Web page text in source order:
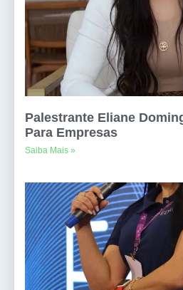
Palestrante Eliane
Para Empresas
Saiba Mais »